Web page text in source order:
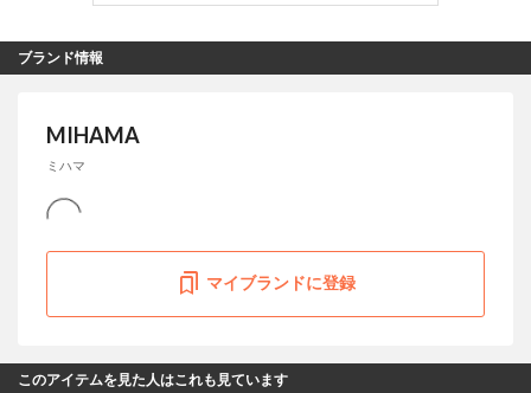
ブランド情報
MIHAMA
ミハマ
マイブランドに登録
このアイテムを見た人はこれも見ています